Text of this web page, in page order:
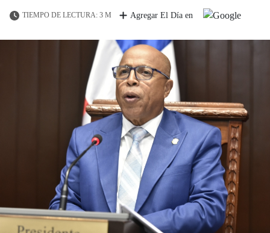
TIEMPO DE LECTURA: 3 M Agregar El Día en